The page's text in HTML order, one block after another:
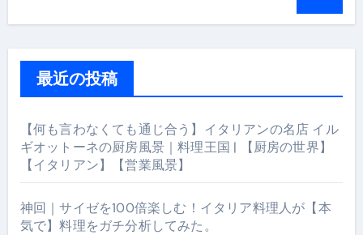
最近の投稿
【何も言わなくても通じ合う】イタリアンの名店 イル
ギオットーネの厨房風景｜料理王国 | 【厨房の世界】
【イタリアン】【営業風景】
神回｜サイゼを100倍楽しむ！イタリア料理人が【本
気で】料理をガチ分析してみた。